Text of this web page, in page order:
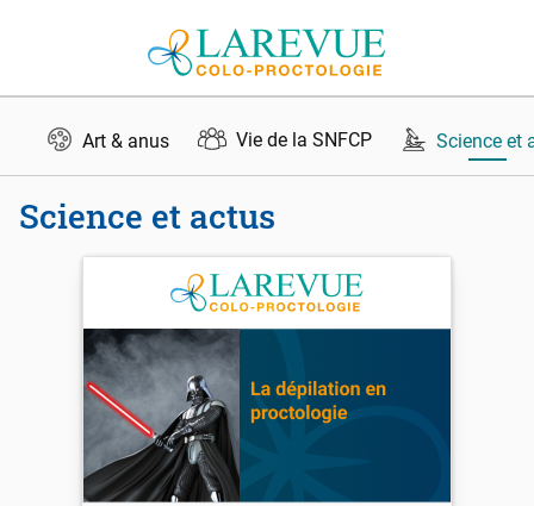
Art & anus Vie de la SNFCP Science et
Science et actus